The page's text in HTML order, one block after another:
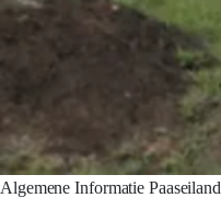
Algemene Informatie Paaseiland